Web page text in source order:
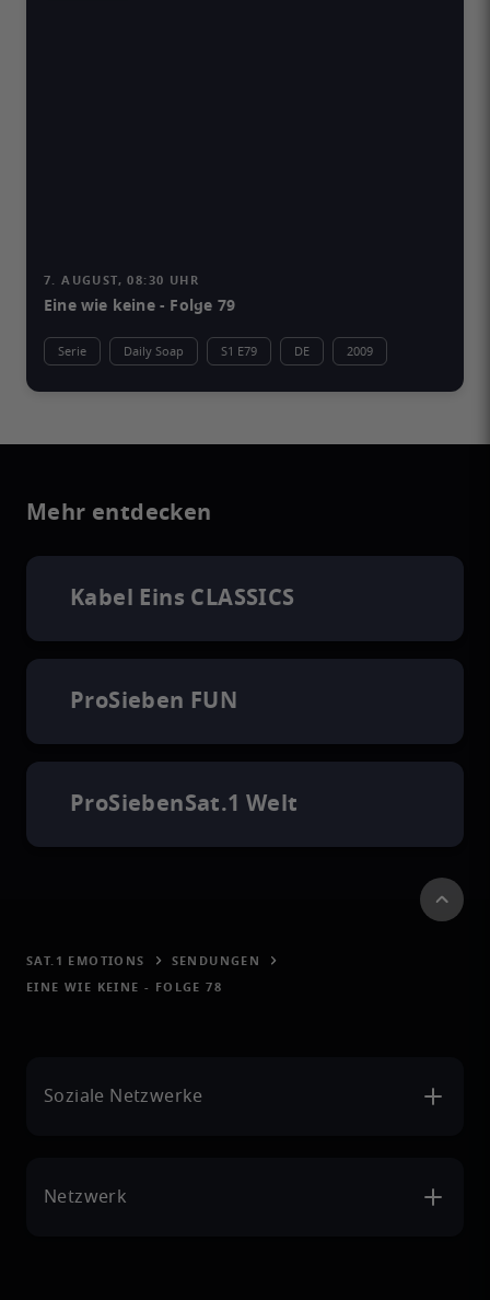
7. AUGUST, 08:30 UHR
Eine wie keine - Folge 79
Serie Daily Soap S1 E79 DE 2009
Mehr entdecken
Kabel Eins CLASSICS
ProSieben FUN
ProSiebenSat.1 Welt
SAT.1 EMOTIONS
SENDUNGEN
EINE WIE KEINE - FOLGE 78
Soziale Netzwerke
Netzwerk